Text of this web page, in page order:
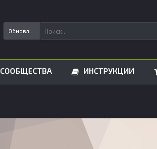
СООБЩЕСТВА ИНСТРУКЦИИ